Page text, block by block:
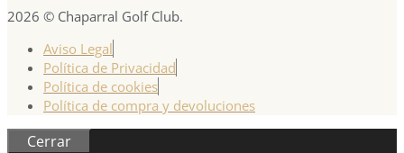
2026 © Chaparral Golf Club.
Aviso Legal
Política de Privacidad
Política de cookies
Política de compra y devoluciones
Cerrar